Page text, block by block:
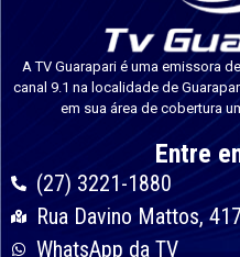
A TV Guarapari é uma emissora
canal 9.1 na localidade de
em sua área de cobertura
Entre
(27) 3221-1880
Rua Davino Mattos,
WhatsApp da TV